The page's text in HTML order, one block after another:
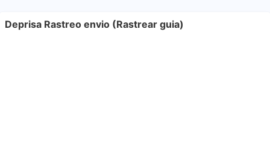
Deprisa Rastreo envio (Rastrear guia)